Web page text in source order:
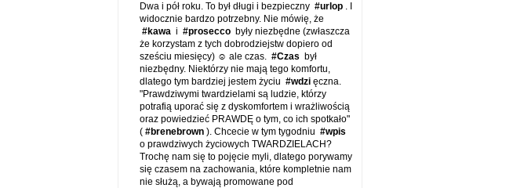
Dwa i pół roku. To był długi i bezpieczny #urlop . I
widocznie bardzo potrzebny. Nie mówię, że
#kawa i #prosecco były niezbędne (zwłaszcza
że korzystam z tych dobrodziejstw dopiero od
sześciu miesięcy) ☺ ale czas. #Czas był
niezbędny. Niektórzy nie mają tego komfortu,
dlatego tym bardziej jestem życiu #wdzi ęczna.
"Prawdziwymi twardzielami są ludzie, którzy
potrafią uporać się z dyskomfortem i wrażliwością
oraz powiedzieć PRAWDĘ o tym, co ich spotkało"
( #brenebrown ). Chcecie w tym tygodniu #wpis
o prawdziwych życiowych TWARDZIELACH?
Trochę nam się to pojęcie myli, dlatego porywamy
się czasem na zachowania, które kompletnie nam
nie służą, a bywają promowane pod